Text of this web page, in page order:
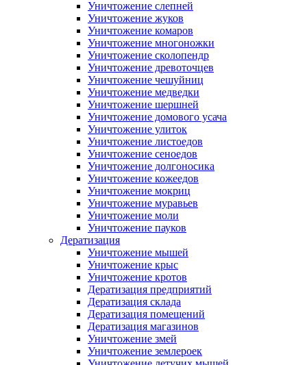
Уничтожение слепней
Уничтожение жуков
Уничтожение комаров
Уничтожение многоножки
Уничтожение сколопендр
Уничтожение древоточцев
Уничтожение чешуйниц
Уничтожение медведки
Уничтожение шершней
Уничтожение домового усача
Уничтожение улиток
Уничтожение листоедов
Уничтожение сеноедов
Уничтожение долгоносика
Уничтожение кожеедов
Уничтожение мокриц
Уничтожение муравьев
Уничтожение моли
Уничтожение пауков
Дератизация
Уничтожение мышей
Уничтожение крыс
Уничтожение кротов
Дератизация предприятий
Дератизация склада
Дератизация помещений
Дератизация магазинов
Уничтожение змей
Уничтожение землероек